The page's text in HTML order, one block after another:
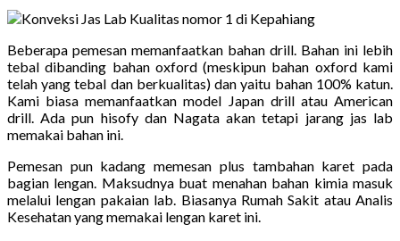
Beberapa pemesan memanfaatkan bahan drill. Bahan ini lebih
tebal dibanding bahan oxford (meskipun bahan oxford kami
telah yang tebal dan berkualitas) dan yaitu bahan 100% katun.
Kami biasa memanfaatkan model Japan drill atau American
drill. Ada pun hisofy dan Nagata akan tetapi jarang jas lab
memakai bahan ini.
Pemesan pun kadang memesan plus tambahan karet pada
bagian lengan. Maksudnya buat menahan bahan kimia masuk
melalui lengan pakaian lab. Biasanya Rumah Sakit atau Analis
Kesehatan yang memakai lengan karet ini.